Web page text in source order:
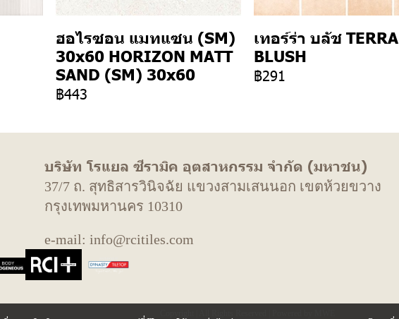
ฮอไรซอน แมทแซน (SM)
30x60 HORIZON MATT
SAND (SM) 30x60
฿443
เทอร์ร่า บลัช TERRA
BLUSH
฿291
บริษัท โรแยล ซีรามิค อุตสาหกรรม จำกัด (มหาชน)
37/7 ถ. สุทธิสารวินิจฉัย แขวงสามเสนนอก เขตห้วยขวาง
กรุงเทพมหานคร 10310
e-mail: info@rcitiles.com